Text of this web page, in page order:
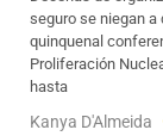
seguro se niegan
quinquenal
Proliferación
hasta
Kanya D'Almeida